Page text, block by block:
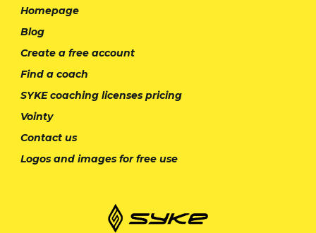
Homepage
Blog
Create a free account
Find a coach
SYKE coaching licenses pricing
Vointy
Contact us
Logos and images for free use